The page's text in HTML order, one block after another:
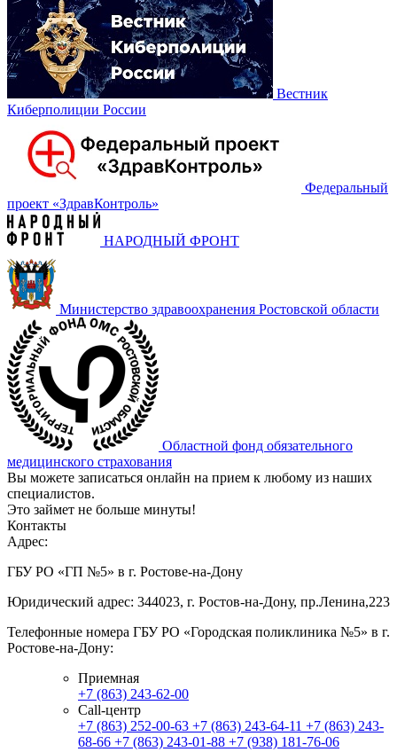
Вестник
Киберполиции России
Федеральный
проект «‎ЗдравКонтроль»
НАРОДНЫЙ ФРОНТ
Министерство здравоохранения Ростовской области
Областной фонд обязательного
медицинского страхования
Вы можете записаться онлайн на прием к любому из наших
специалистов.
Это займет не больше минуты!
Контакты
Адрес:
ГБУ РО «ГП №5» в г. Ростове-на-Дону
Юридический адрес: 344023, г. Ростов-на-Дону, пр.Ленина,223
Телефонные номера ГБУ РО «Городская поликлиника №5» в г.
Ростове-на-Дону:
Приемная
+7 (863) 243-62-00
Call-центр
+7 (863) 252-00-63 +7 (863) 243-64-11 +7 (863) 243-
68-66 +7 (863) 243-01-88 +7 (938) 181-76-06